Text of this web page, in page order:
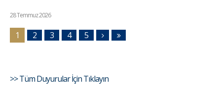
28 Temmuz 2026
1 2 3 4 5
>> Tüm Duyurular İçin Tıklayın